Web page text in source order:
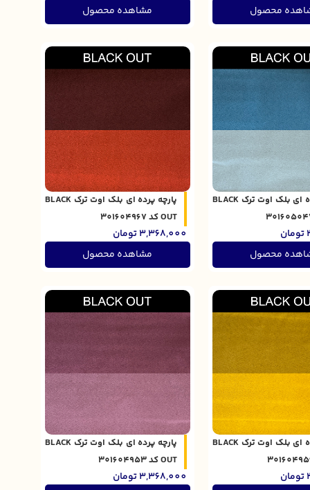
محصول
مشاهده محصول
پارچه پرده ای بلک اوت ترک BLACK
تومان
محصول
پارچه پرده ای بلک اوت ترک BLACK
OUT کد 301604967
3,368,000تومان
مشاهده محصول
پارچه پرده ای بلک اوت ترک BLACK
تومان
پارچه پرده ای بلک اوت ترک BLACK
OUT کد 301604953
3,368,000تومان